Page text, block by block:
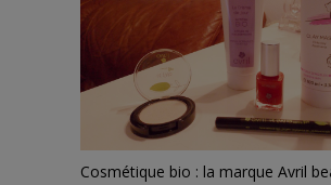
Cosmétique bio : la marque Avril